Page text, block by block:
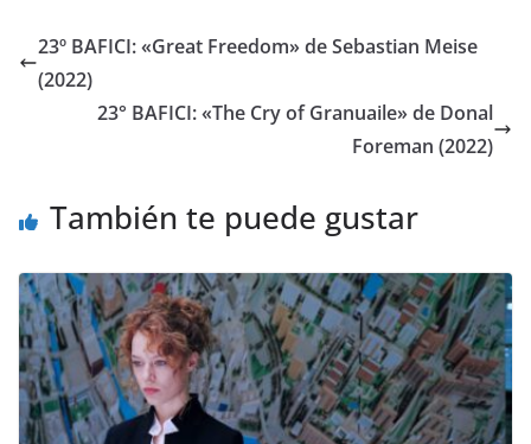
23º BAFICI: «Great Freedom» de Sebastian Meise
(2022)
23° BAFICI: «The Cry of Granuaile» de Donal
Foreman (2022)
También te puede gustar